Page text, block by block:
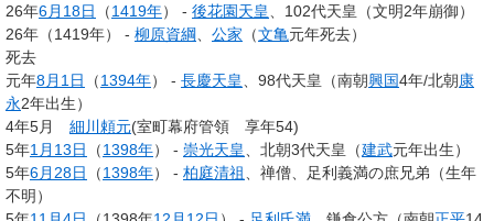
26年6月18日 （1419年） - 後花園天皇 、102代天皇（文明2年崩御）
26年（1419年） - 柳原資綱 公家 （文亀元年死去）
死去
元年8月1日 （1394年） - 長慶天皇 、98代天皇（南朝興国4年/北朝康
永2年出生）
4年5月 細川頼元(室町幕府管領 享年54)
5年1月13日 （1398年） - 崇光天皇 、北朝3代天皇（建武元年出生）
5年6月28日 （1398年） - 柏庭清祖
、禅僧、足利義満の庶兄弟（生年
不明）